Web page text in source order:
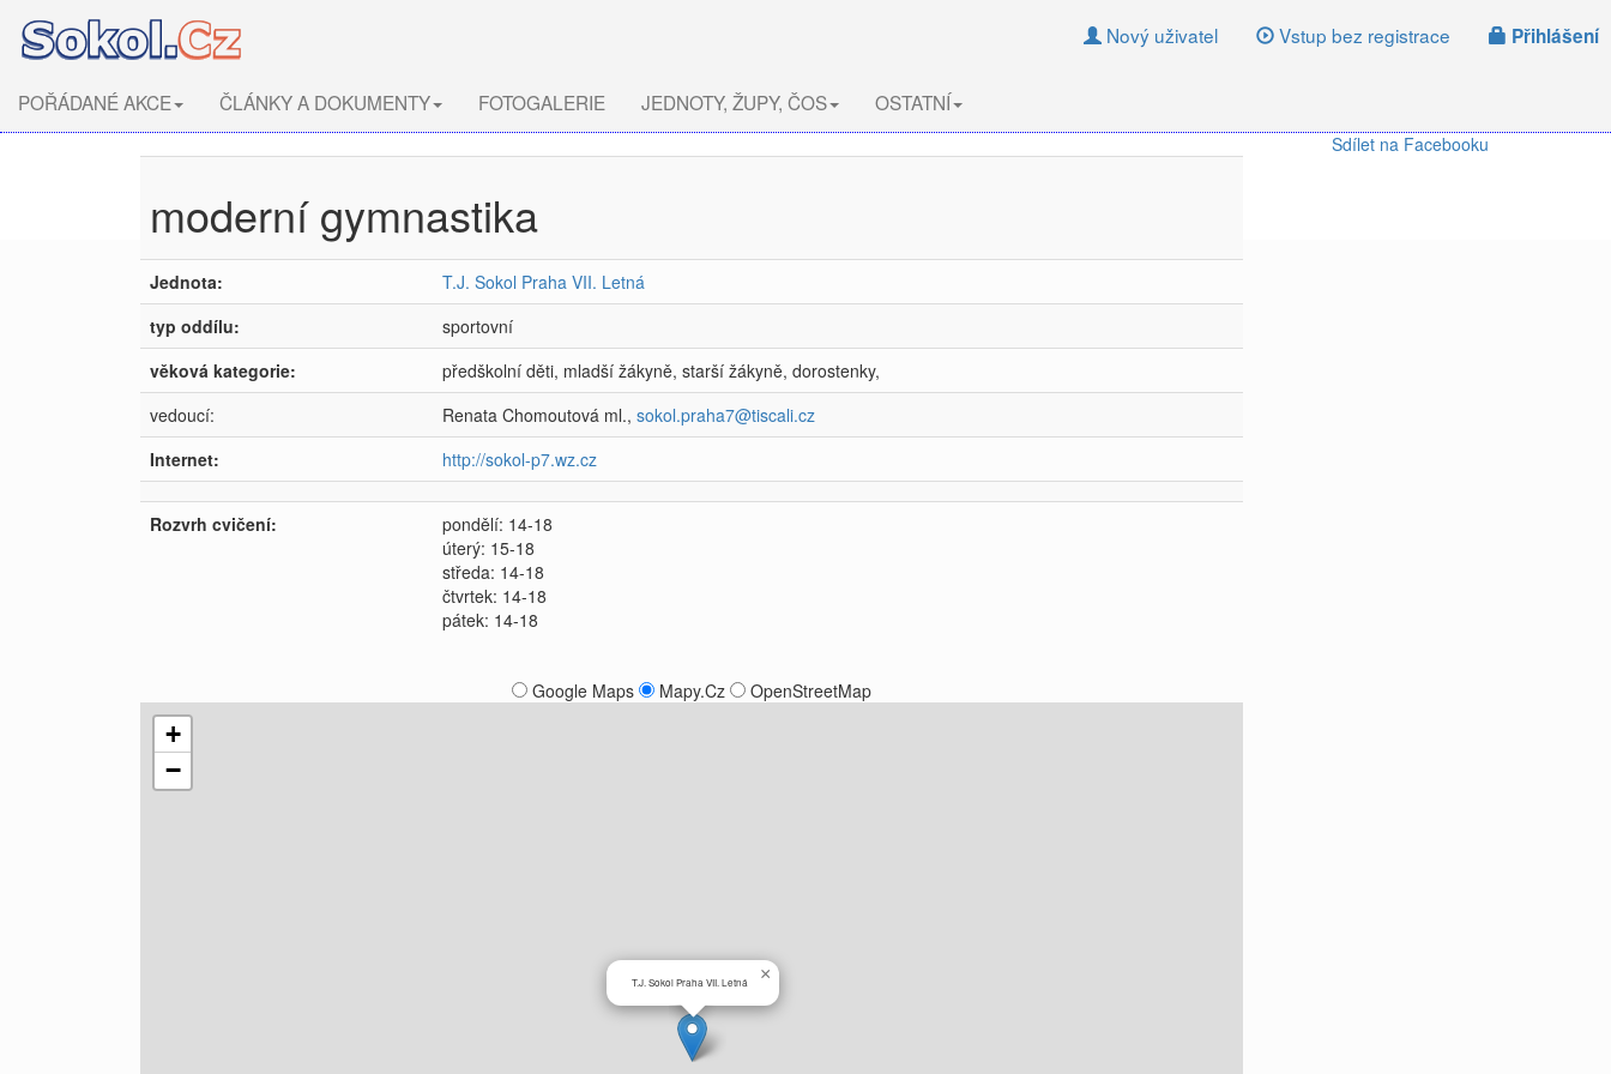
Nový uživatel Vstup bez registrace Přihlášení
POŘÁDANÉ AKCE ČLÁNKY A DOKUMENTY FOTOGALERIE JEDNOTY, ŽUPY, ČOS OSTATNÍ
Sdílet na Facebooku
moderní gymnastika
Jednota:
T.J. Sokol Praha VII. Letná
typ oddílu:
sportovní
věková kategorie:
předškolní děti, mladší žákyně, starší žákyně, dorostenky,
vedoucí:
Renata Chomoutová ml., sokol.praha7@tiscali.cz
Internet:
http://sokol-p7.wz.cz
Rozvrh cvičení:
pondělí: 14-18
úterý: 15-18
středa: 14-18
čtvrtek: 14-18
pátek: 14-18
Google Maps Mapy.Cz OpenStreetMap
T.J. Sokol Praha VII. Letná ×
+
−